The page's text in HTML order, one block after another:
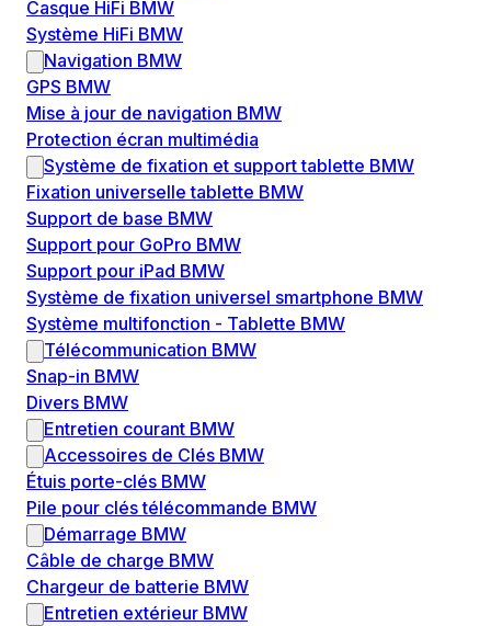
Casque HiFi BMW
Système HiFi BMW
Navigation BMW
GPS BMW
Mise à jour de navigation BMW
Protection écran multimédia
Système de fixation et support tablette BMW
Fixation universelle tablette BMW
Support de base BMW
Support pour GoPro BMW
Support pour iPad BMW
Système de fixation universel smartphone BMW
Système multifonction - Tablette BMW
Télécommunication BMW
Snap-in BMW
Divers BMW
Entretien courant BMW
Accessoires de Clés BMW
Étuis porte-clés BMW
Pile pour clés télécommande BMW
Démarrage BMW
Câble de charge BMW
Chargeur de batterie BMW
Entretien extérieur BMW